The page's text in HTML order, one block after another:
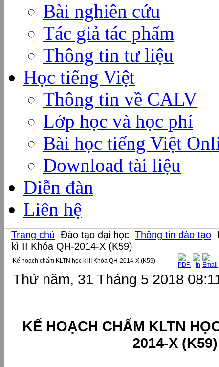
Bài nghiên cứu
Tác giả tác phẩm
Thông tin tư liệu
Học tiếng Việt
Thông tin về CALV
Lớp học và học phí
Bài học tiếng Việt
Download tài liệu
Diễn đàn
Liên hệ
Trang chủ Đào tạo đại học Thông tin đào tạo
kì II Khóa QH-2014-X (K59)
Kế hoạch chấm KLTN học kì II Khóa QH-2014-X (K59)
Thứ năm, 31 Tháng 5 2018
KẾ HOẠCH CHẤM KLTN
2014-X (K59)